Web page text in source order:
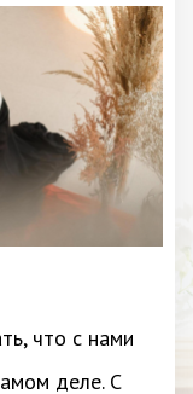
что с нами
деле. С